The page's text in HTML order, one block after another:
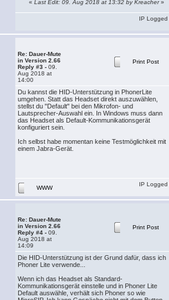
«Last Edit: 09. Aug 2018 at 13:32 by Kreacher»
IP Logged
Re: Dauer-Mute
in Version 2.66
Reply #3 - 09.
Aug 2018 at
14:00
Print Post
Du kannst die HID-Unterstützung in PhonerLite
umgehen. Statt das Headset direkt auszuwählen,
stellst du "Default" bei den Mikrofon- und
Lautsprecher-Auswahl ein. In Windows muss dann
das Headset als Default-Kommunikationsgerät
konfiguriert sein.
Ich selbst habe momentan keine Testmöglichkeit mit
einem Jabra-Gerät.
WWW
IP Logged
Re: Dauer-Mute
in Version 2.66
Reply #4 - 09.
Aug 2018 at
14:09
Print Post
Die HID-Unterstützung ist der Grund dafür, dass ich
Phoner Lite verwende...
Wenn ich das Headset als Standard-
Kommunikationsgerät einstelle und in Phoner Lite
Default auswähle, verhält sich Phoner so wie